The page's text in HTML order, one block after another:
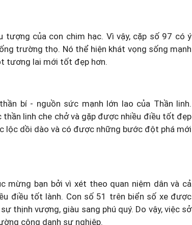
tượng của con chim hạc. Vì vậy, cặp số 97 có ý
trường thọ. Nó thể hiện khát vọng sống mạnh
tương lai mới tốt đẹp hơn.
bí - nguồn sức mạnh lớn lao của Thần linh.
linh che chở và gặp được nhiều điều tốt đẹp
lộc dồi dào và có được những bước đột phá mới
mừng bạn bởi vì xét theo quan niệm dân và cả
điều tốt lành. Con số 51 trên biển số xe được
thịnh vượng, giàu sang phú quý. Do vậy, việc sở
công danh sự nghiệp.